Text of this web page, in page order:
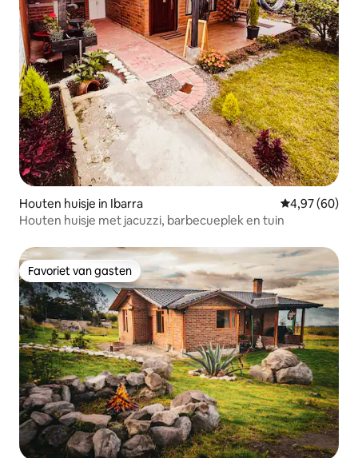
Houten huisje in Ibarra Gemiddelde
4,97 (60)
Houten huisje met jacuzzi, barbecueplek en tuin
Favoriet van gasten
Favoriet van gasten